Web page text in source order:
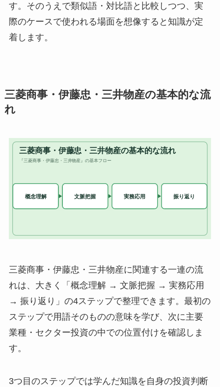
す。そのうえで類似語・対比語と比較しつつ、実
際のケースで使われる場面を想像すると知識が定
着します。
三菱商事・伊藤忠・三井物産の基本的な流
れ
三菱商事・伊藤忠・三井物産に関連する一連の流
れは、大きく「概念理解 → 文脈把握 → 実務応用
→ 振り返り」の4ステップで整理できます。最初の
ステップで用語そのものの意味を学び、次に主要
業種・セクター投資の中での位置付けを確認しま
す。
3つ目のステップでは学んだ知識を自身の投資判断